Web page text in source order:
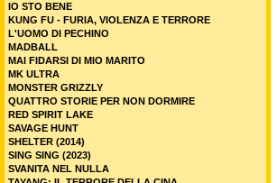
IO STO BENE
KUNG FU - FURIA, VIOLENZA E TERRORE
L'UOMO DI PECHINO
MADBALL
MAI FIDARSI DI MIO MARITO
MK ULTRA
MONSTER GRIZZLY
QUATTRO STORIE PER NON DORMIRE
RED SPIRIT LAKE
SAVAGE HUNT
SHELTER (2014)
SING SING (2023)
SVANITA NEL NULLA